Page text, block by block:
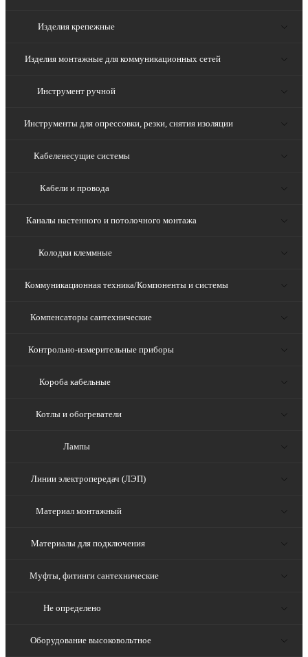
Изделия крепежные
Изделия монтажные для коммуникационных сетей
Инструмент ручной
Инструменты для опрессовки, резки, снятия изоляции
Кабеленесущие системы
Кабели и провода
Каналы настенного и потолочного монтажа
Колодки клеммные
Коммуникационная техника/Компоненты и системы
Компенсаторы сантехнические
Контрольно-измерительные приборы
Короба кабельные
Котлы и обогреватели
Лампы
Линии электропередач (ЛЭП)
Материал монтажный
Материалы для подключения
Муфты, фитинги сантехнические
Не определено
Оборудование высоковольтное